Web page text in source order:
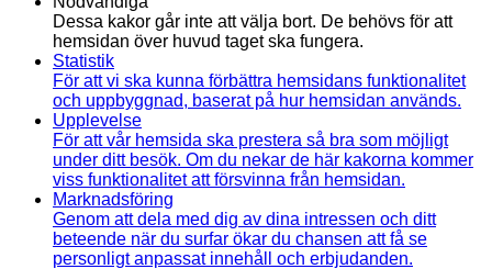
Dessa kakor går inte att välja bort. De behövs för att
hemsidan över huvud taget ska fungera.
Statistik
För att vi ska kunna förbättra hemsidans funktionalitet
och uppbyggnad, baserat på hur hemsidan används.
Upplevelse
För att vår hemsida ska prestera så bra som möjligt
under ditt besök. Om du nekar de här kakorna kommer
viss funktionalitet att försvinna från hemsidan.
Marknadsföring
Genom att dela med dig av dina intressen och ditt
beteende när du surfar ökar du chansen att få se
personligt anpassat innehåll och erbjudanden.